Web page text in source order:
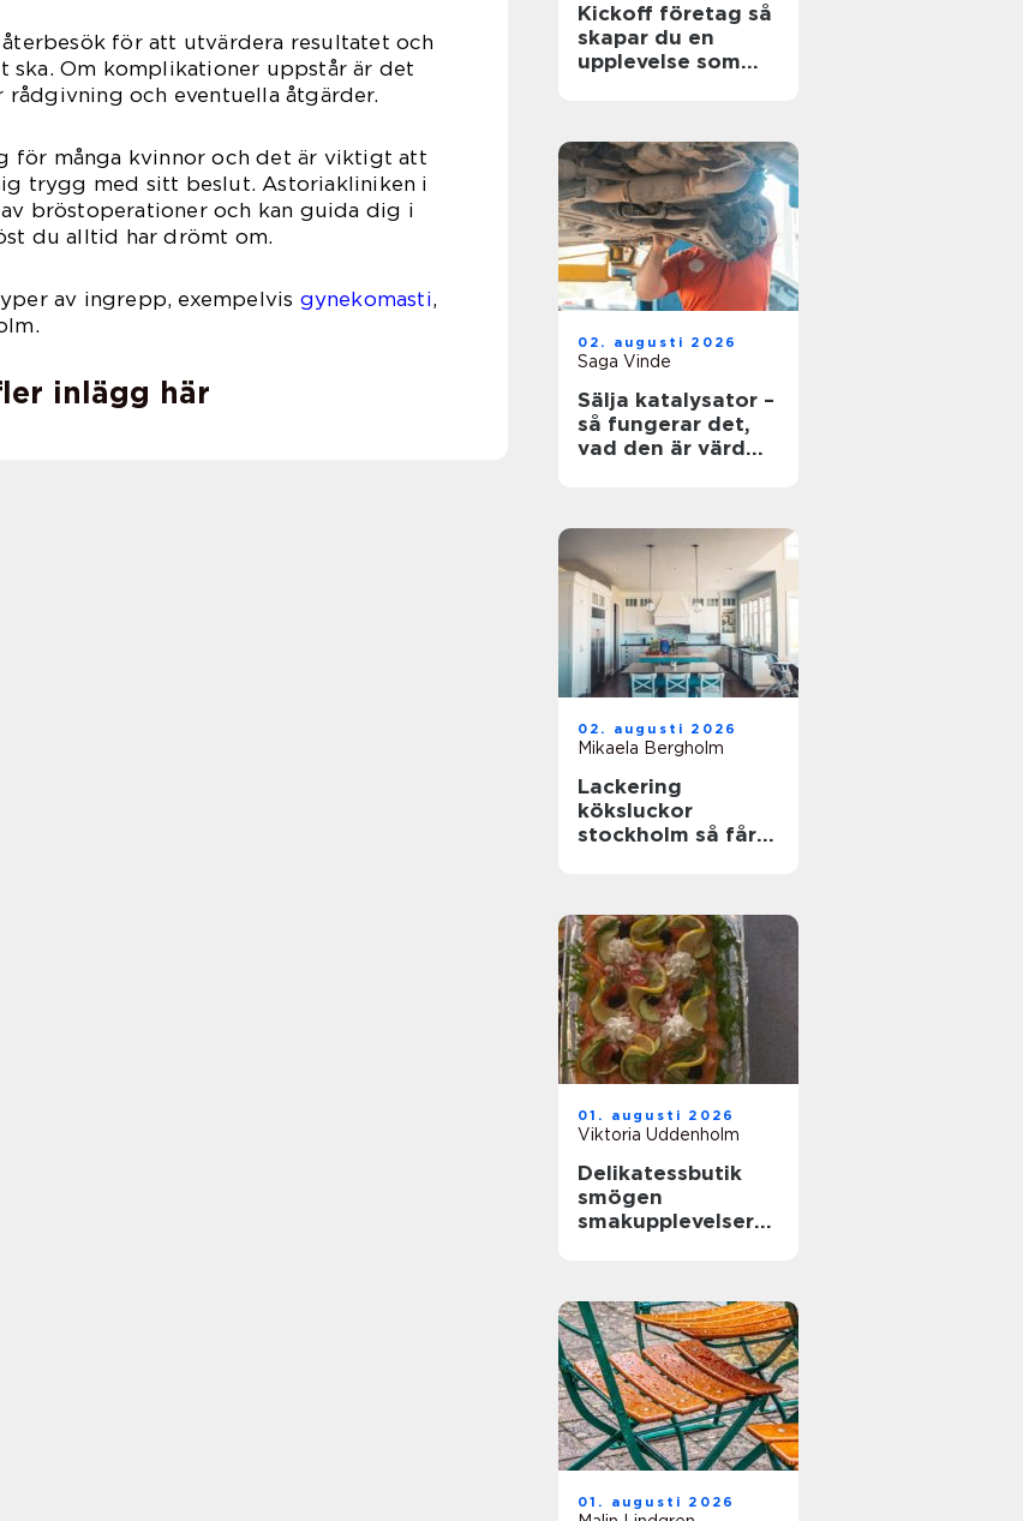
för att utvärdera resultatet och
ska. Om komplikationer uppstår är det
och eventuella åtgärder.
för många kvinnor och det är viktigt att
trygg med sitt beslut. Astoriakliniken i
bröstoperationer och kan guida dig i
du alltid har drömt om.
av ingrepp, exempelvis gynekomasti,
inlägg här
Kickoff företag så
skapar du en
upplevelse som
02. augusti 2026
Saga Vinde
Sälja katalysator –
så fungerar det,
vad den är värd
02. augusti 2026
Mikaela Bergholm
Lackering
köksluckor
stockholm så får
01. augusti 2026
Viktoria Uddenholm
Delikatessbutik
smögen
smakupplevelser
01. augusti 2026